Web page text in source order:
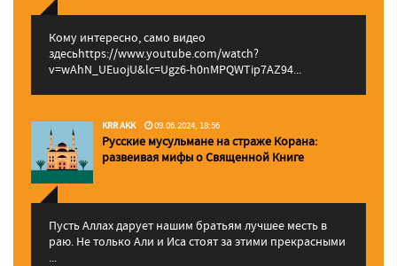
Кому интересно, само видео
здесьhttps://www.youtube.com/watch?
v=wAhN_UEuojU&lc=Ugz6-h0nMPQWTip7AZ94...
KRR AKK 09.06.2024, 18:56
Русские мусульмане на страже Корана:
pазвеивая мифы о Священной Книге
Пусть Аллах дарует нашим братьям лучшее месть в
раю. Не только Али и Иса стоят за этими прекрасными
...